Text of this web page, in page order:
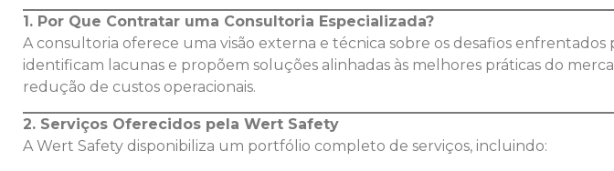
1. Por Que Contratar uma Consultoria Especializada?
A consultoria oferece uma visão externa e técnica sobre os desafios enfrentados
identificam lacunas e propõem soluções alinhadas às melhores práticas do
redução de custos operacionais.
2. Serviços Oferecidos pela Wert Safety
A Wert Safety disponibiliza um portfólio completo de serviços, incluindo: